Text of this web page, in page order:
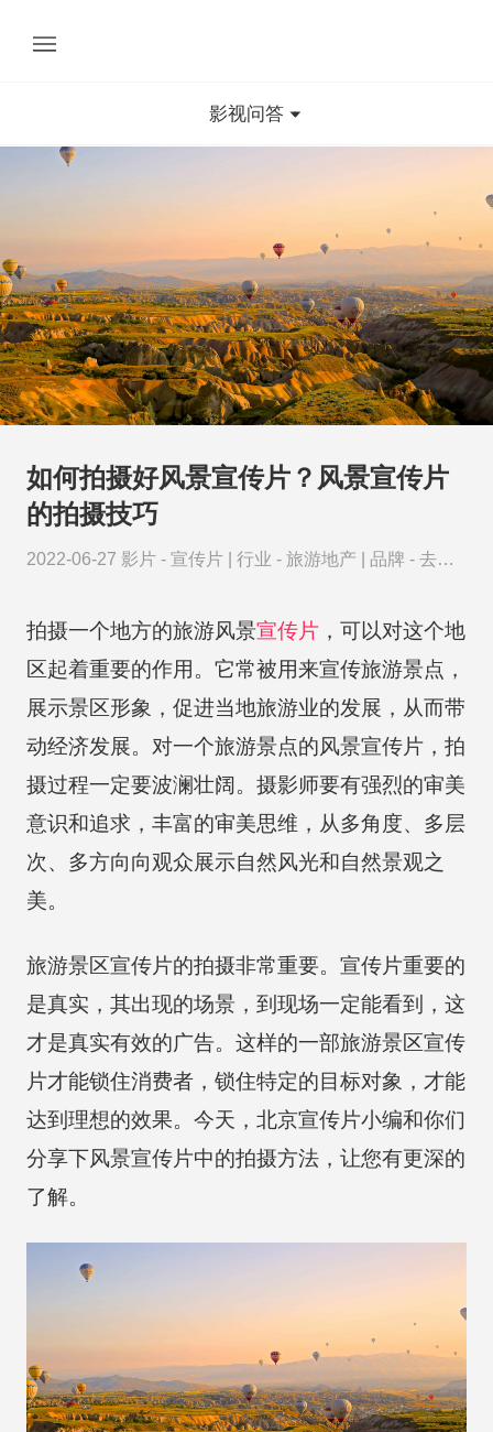
影视问答
如何拍摄好风景宣传片？风景宣传片
的拍摄技巧
2022-06-27 影片 - 宣传片 行业 - 旅游地产 品牌 - 去哪
拍摄一个地方的旅游风景宣传片，可以对这个地
区起着重要的作用。它常被用来宣传旅游景点，
展示景区形象，促进当地旅游业的发展，从而带
动经济发展。对一个旅游景点的风景宣传片，拍
摄过程一定要波澜壮阔。摄影师要有强烈的审美
意识和追求，丰富的审美思维，从多角度、多层
次、多方向向观众展示自然风光和自然景观之
美。
旅游景区宣传片的拍摄非常重要。宣传片重要的
是真实，其出现的场景，到现场一定能看到，这
才是真实有效的广告。这样的一部旅游景区宣传
片才能锁住消费者，锁住特定的目标对象，才能
达到理想的效果。今天，北京宣传片小编和你们
分享下风景宣传片中的拍摄方法，让您有更深的
了解。